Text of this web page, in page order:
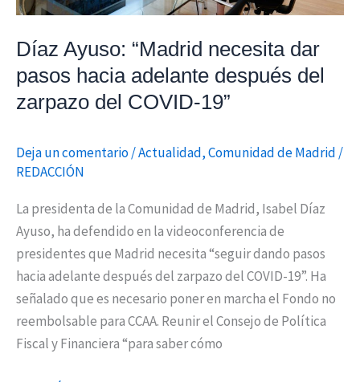
Díaz Ayuso: “Madrid necesita dar
pasos hacia adelante después del
zarpazo del COVID-19”
Deja un comentario/Actualidad,Comunidad de Madrid /
REDACCIÓN
La presidenta de la Comunidad de Madrid, Isabel Díaz
Ayuso, ha defendido en la videoconferencia de
presidentes que Madrid necesita “seguir dando pasos
hacia adelante después del zarpazo del COVID-19”. Ha
señalado que es necesario poner en marcha el Fondo no
reembolsable para CCAA. Reunir el Consejo de Política
Fiscal y Financiera “para saber cómo
del
del
COVID-
19”